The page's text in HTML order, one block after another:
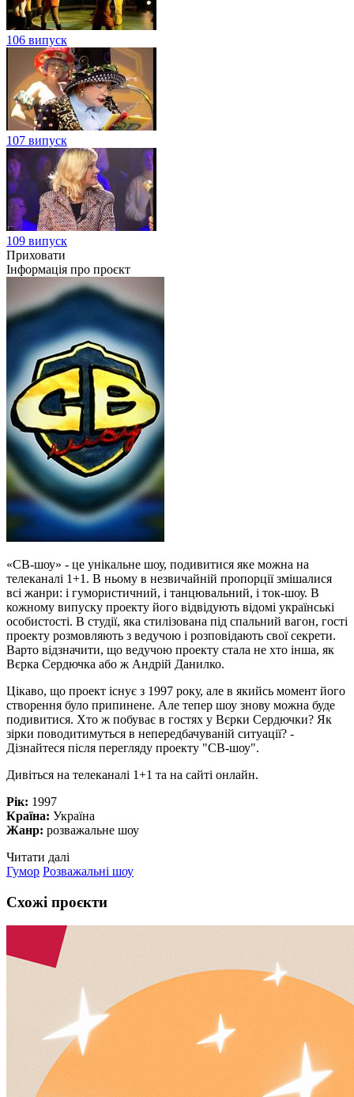
106 випуск
107 випуск
109 випуск
Приховати
Інформація про проєкт
«СВ-шоу» - це унікальне шоу, подивитися яке можна на
телеканалі 1+1. В ньому в незвичайній пропорції змішалися
всі жанри: і гумористичний, і танцювальний, і ток-шоу. В
кожному випуску проекту його відвідують відомі українські
особистості. В студії, яка стилізована під спальний вагон, гості
проекту розмовляють з ведучою і розповідають свої секрети.
Варто відзначити, що ведучою проекту стала не хто інша, як
Вєрка Сердючка або ж Андрій Данилко.
Цікаво, що проект існує з 1997 року, але в якийсь момент його
створення було припинене. Але тепер шоу знову можна буде
подивитися. Хто ж побуває в гостях у Вєрки Сердючки? Як
зірки поводитимуться в непередбачуваній ситуації? -
Дізнайтеся після перегляду проекту "СВ-шоу".
Дивіться на телеканалі 1+1 та на сайті онлайн.
Рік: 1997
Країна: Україна
Жанр: розважальне шоу
Читати далі
Гумор Розважальні шоу
Схожі проєкти